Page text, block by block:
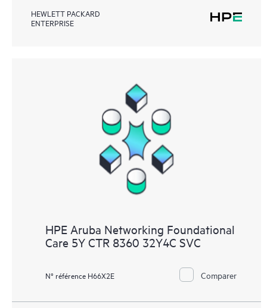
HEWLETT PACKARD
ENTERPRISE
HPE Aruba Networking Foundational
Care 5Y CTR 8360 32Y4C SVC
N° référence H66X2E Comparer